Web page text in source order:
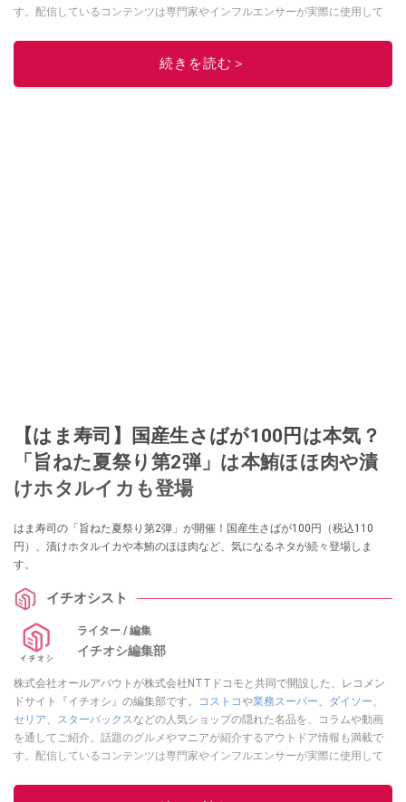
す。配信しているコンテンツは専門家やインフルエンサーが実際に使用して
ニュースでフォロー
続きを読む＞
【はま寿司】国産生さばが100円は本気？
「旨ねた夏祭り第2弾」は本鮪ほほ肉や漬
けホタルイカも登場
はま寿司の「旨ねた夏祭り第2弾」が開催！国産生さばが100円（税込110
円）、漬けホタルイカや本鮪のほほ肉など、気になるネタが続々登場しま
す。
イチオシスト
ライター / 編集
イチオシ編集部
株式会社オールアバウトが株式会社NTTドコモと共同で開設した、レコメン
ドサイト『イチオシ』の編集部です。
コストコや業務スーパー ダイソー
セリア
スターバックス などの人気ショップの隠れた名品を、コラムや動画
を通してご紹介。話題のグルメやマニアが紹介するアウトドア情報も満載で
す。配信しているコンテンツは専門家やインフルエンサーが実際に使用して
ニュースでフォロー